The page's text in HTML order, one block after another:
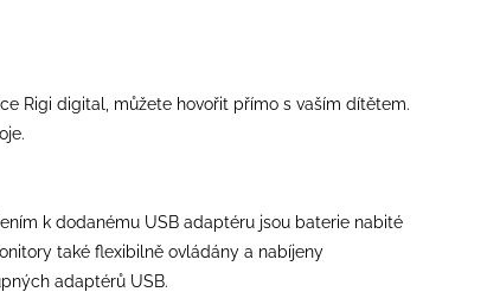
Rigi digital, můžete hovořit přímo s vaším dítětem.
k dodanému USB adaptéru jsou baterie nabité
také flexibilně ovládány a nabíjeny
adaptérů USB.